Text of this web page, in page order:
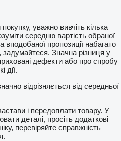
уважно вивчіть кілька
середню вартість обраної
пропозиції набагато
задумайтеся. Значна різниця у
дефекти або про спробу
дії.
відрізняється від середньої
і передоплати товару. У
деталі, просіть додаткові
перевіряйте справжність